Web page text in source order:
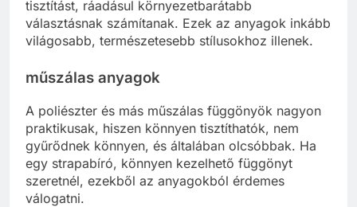
tisztítást, ráadásul környezetbarátabb
választásnak számítanak. Ezek az anyagok inkább
világosabb, természetesebb stílusokhoz illenek.
műszálas anyagok
A poliészter és más műszálas függönyök nagyon
praktikusak, hiszen könnyen tisztíthatók, nem
gyűrődnek könnyen, és általában olcsóbbak. Ha
egy strapabíró, könnyen kezelhető függönyt
szeretnél, ezekből az anyagokból érdemes
válogatni.